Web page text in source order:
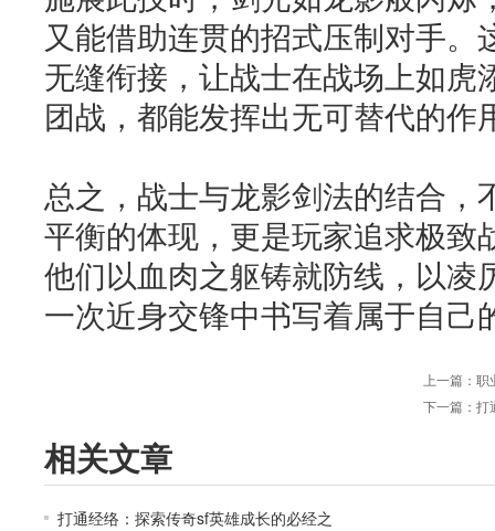
又能借助连贯的招式压制对手。
无缝衔接，让战士在战场上如虎
团战，都能发挥出无可替代的作
总之，战士与龙影剑法的结合，
平衡的体现，更是玩家追求极致
他们以血肉之躯铸就防线，以凌
一次近身交锋中书写着属于自己
上一篇： 职
下一篇： 打
相关文章
打通经络：探索传奇sf英雄成长的必经之